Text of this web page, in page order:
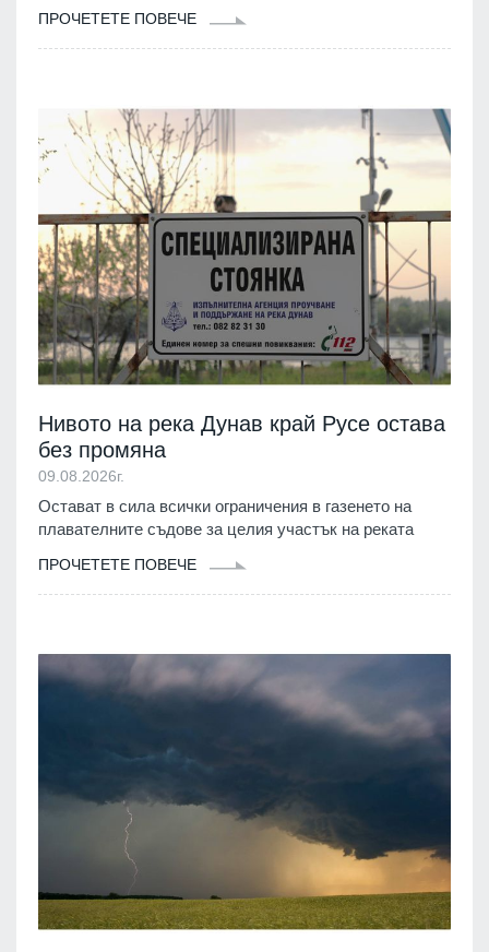
ПРОЧЕТЕТЕ ПОВЕЧЕ
Нивото на река Дунав край Русе остава
без промяна
09.08.2026г.
Остават в сила всички ограничения в газенето на
плавателните съдове за целия участък на реката
ПРОЧЕТЕТЕ ПОВЕЧЕ